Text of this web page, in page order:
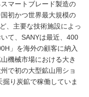
マートブレード製造の
初かつ世界最大規模の
、主要な技術施設によっ
て、SANYは最近、400
」を海外の顧客に納入
機械市場における大き
で初の大型鉱山用ショ
り炭鉱で稼働していま